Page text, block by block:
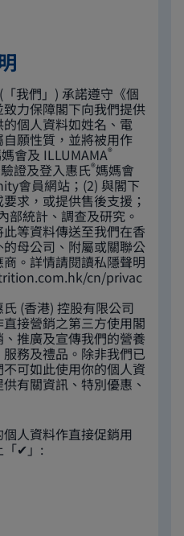
我們」) 承諾遵守《個
力保障閣下向我們提供
個人資料如姓名、電
願性質，並將被用作
會及 ILLUMAMA®
證及登入惠氏®媽媽會
會員網站；(2) 與閣下
求，或提供售後支援；
部統計、調查及研究。
等資料傳送至我們在香
母公司、附屬或關聯公
。詳情請閱讀私隱聲明
cn/privac
(香港) 控股有限公司
接營銷之第三方使用閣
推廣及宣傳我們的營養
務及禮品。除非我們已
可如此使用你的個人資
有關資訊、特別優惠、
人資料作直接促銷用
「✔」: